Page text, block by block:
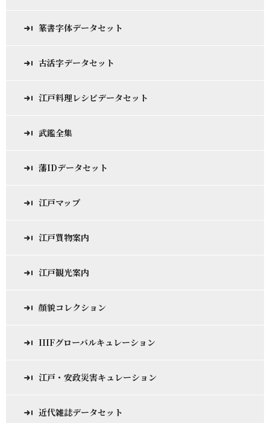
篆書字体データセット
古活字データセット
江戸料理レシピデータセット
武鑑全集
藩IDデータセット
江戸マップ
江戸買物案内
江戸観光案内
顔貌コレクション
IIIFグローバルキュレーション
江戸・安政災害キュレーション
近代雑誌データセット